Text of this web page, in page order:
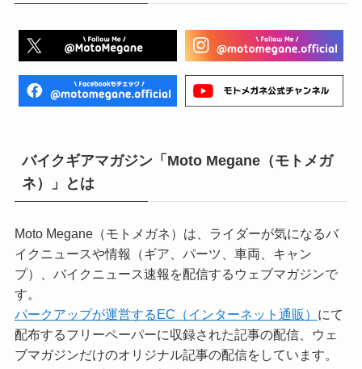
バイクギアマガジン「Moto Megane（モトメガ
ネ）」とは
Moto Megane（モトメガネ）は、ライダーが気になるバ
イクニュースや情報（ギア、パーツ、車両、キャン
プ）、バイクニュース速報を配信するウェブマガジンで
す。
パークアップが運営するEC（インターネット通販） にて
配布するフリーペーパーに収録された記事の配信、ウェ
ブマガジンだけのオリジナル記事の配信をしています。